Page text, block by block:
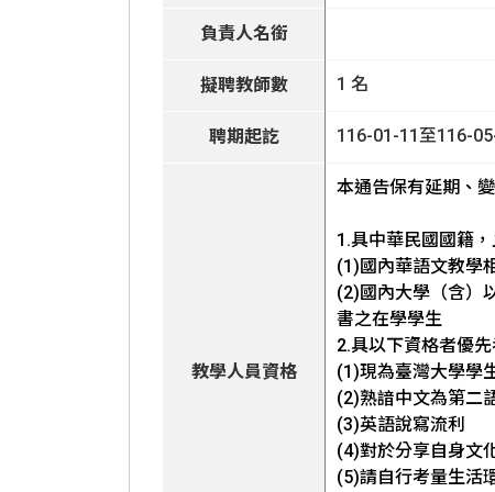
負責人名銜
擬聘教師數 1 名
聘期起訖 116-01-11至116-
教學人員資格
本通告保有延期、
1.具中華民國國籍
(1)國內華語文教學
(2)國內大學（含）
書之在學學生
2.具以下資格者優先
(1)現為臺灣大學學
(2)熟諳中文為第二
(3)英語說寫流利
(4)對於分享自身文
(5)請自行考量生活